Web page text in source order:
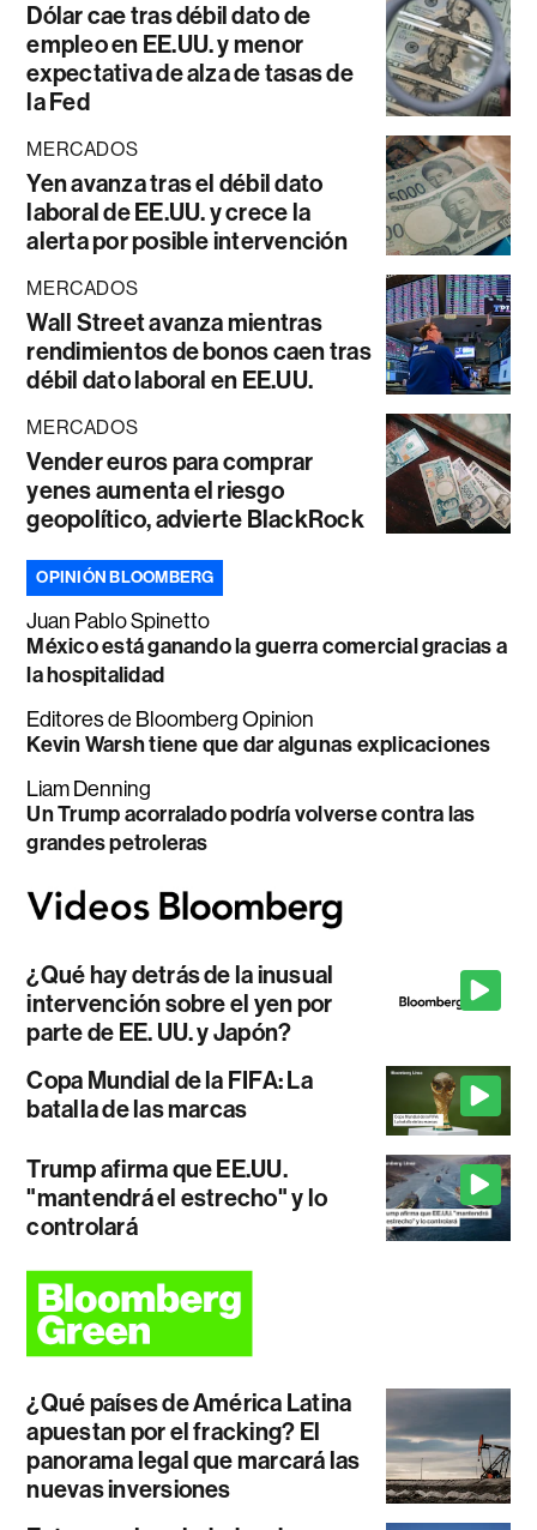
Dólar cae tras débil dato de
empleo en EE.UU. y menor
expectativa de alza de tasas de
la Fed
MERCADOS
Yen avanza tras el débil dato
laboral de EE.UU. y crece la
alerta por posible intervención
MERCADOS
Wall Street avanza mientras
rendimientos de bonos caen tras
débil dato laboral en EE.UU.
MERCADOS
Vender euros para comprar
yenes aumenta el riesgo
geopolítico, advierte BlackRock
OPINIÓN BLOOMBERG
Juan Pablo Spinetto
México está ganando la guerra comercial gracias a
la hospitalidad
Editores de Bloomberg Opinion
Kevin Warsh tiene que dar algunas explicaciones
Liam Denning
Un Trump acorralado podría volverse contra las
grandes petroleras
¿Qué hay detrás de la inusual
intervención sobre el yen por
parte de EE. UU. y Japón?
Copa Mundial de la FIFA: La
batalla de las marcas
Trump afirma que EE.UU.
"mantendrá el estrecho" y lo
controlará
¿Qué países de América Latina
apuestan por el fracking? El
panorama legal que marcará las
nuevas inversiones